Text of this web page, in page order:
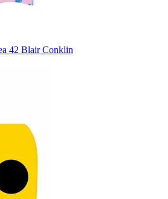
42 Blair Conklin